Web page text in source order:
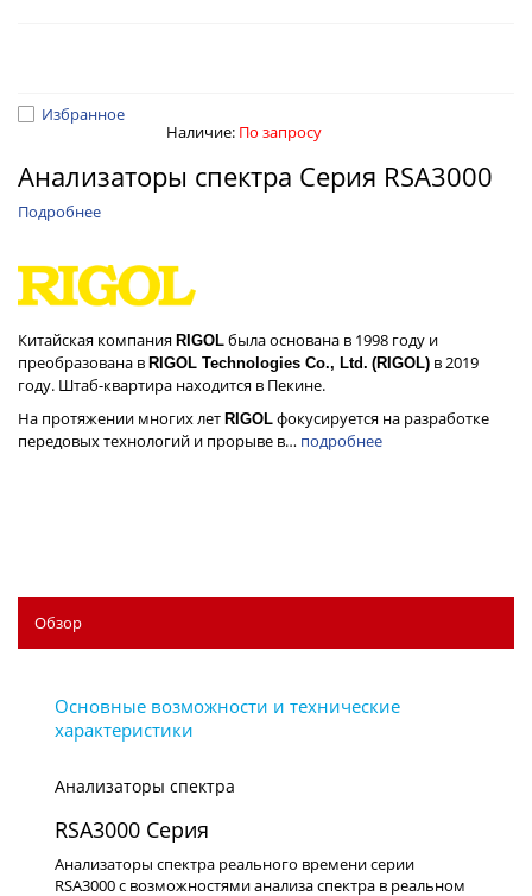
Избранное
Наличие: По запросу
Анализаторы спектра Серия RSA3000
Подробнее
Китайская компания RIGOL была основана в 1998 году и
преобразована в RIGOL Technologies Co., Ltd. (RIGOL) в 2019
году. Штаб-квартира находится в Пекине.
На протяжении многих лет RIGOL фокусируется на разработке
передовых технологий и прорыве в… подробнее
Обзор
Анализаторы спектра
RSA3000 Серия
Анализаторы спектра реального времени серии
RSA3000 с возможностями анализа спектра в реальном